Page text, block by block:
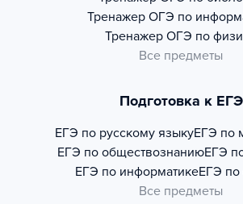
Тренажер ОГЭ по
Тренажер ОГЭ по
Все предметы
Подготовка к ЕГЭ
ЕГЭ по русскому языкуЕГЭ по
ЕГЭ по обществознаниюЕГЭ
ЕГЭ по информатикеЕГЭ по
Все предметы